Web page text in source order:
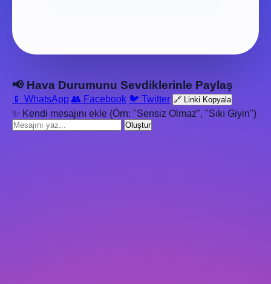
📢 Hava Durumunu Sevdiklerinle Paylaş
📱 WhatsApp 👥 Facebook 🐦 Twitter 🔗 Linki Kopyala
✨ Kendi mesajını ekle (Örn: "Sensiz Olmaz", "Sıkı Giyin")
Oluştur